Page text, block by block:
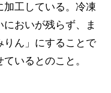
工している。冷凍
おいが残らず、ま
りん」にすることで
いるとのこと。